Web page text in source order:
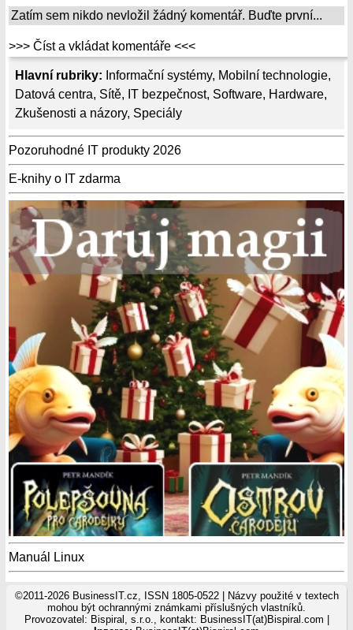
Hlavní rubriky: Informační systémy, Mobilní technologie,
Datová centra, Sítě, IT bezpečnost, Software, Hardware,
Zkušenosti a názory, Speciály
Pozoruhodné IT produkty 2026
E-knihy o IT zdarma
Manuál Linux
Zatím sem nikdo nevložil žádný komentář. Buďte první...
>>> Číst a vkládat komentáře <<<
©2011-2026 BusinessIT.cz, ISSN 1805-0522 | Názvy použité v textech
mohou být ochrannými známkami příslušných vlastníků.
Provozovatel: Bispiral, s.r.o., kontakt: BusinessIT(at)Bispiral.com |